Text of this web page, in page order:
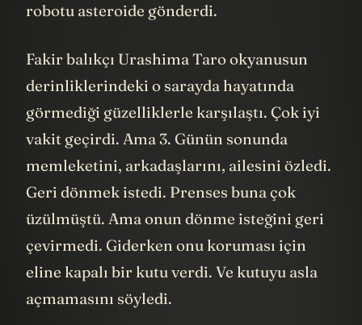
robotu asteroide gönderdi.
Fakir balıkçı Urashima Taro okyanusun
derinliklerindeki o sarayda hayatında
görmediği güzelliklerle karşılaştı. Çok iyi
vakit geçirdi. Ama 3. Günün sonunda
memleketini, arkadaşlarını, ailesini özledi.
Geri dönmek istedi. Prenses buna çok
üzülmüştü. Ama onun dönme isteğini geri
çevirmedi. Giderken onu koruması için
eline kapalı bir kutu verdi. Ve kutuyu asla
açmamasını söyledi.